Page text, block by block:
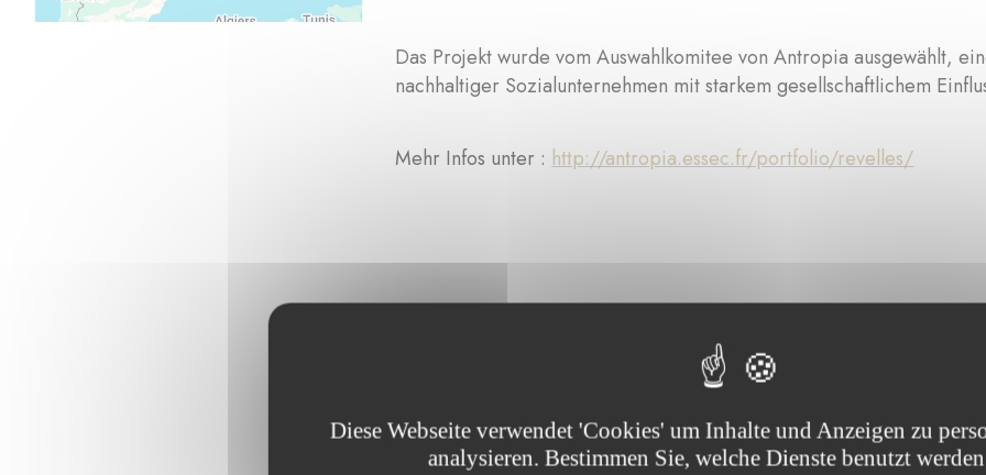
Das Projekt wurde vom Auswahlkomitee von Antropia ausgewählt,
nachhaltiger Sozialunternehmen mit starkem gesellschaftlichem
Mehr Infos unter : http://antropia.essec.fr/portfolio/revelles/
Durchsuchen Sie die von der Stiftung unterstützten Projekte :
Diese Webseite verwendet 'Cookies' um Inhalte und Anzeigen zu
analysieren. Bestimmen Sie, welche Dienste benutzt